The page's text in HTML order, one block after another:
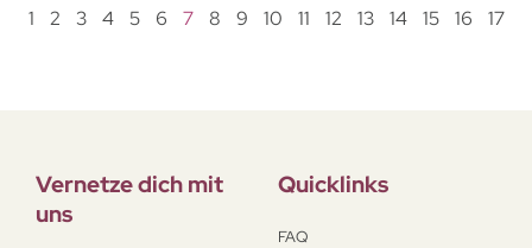
1 2 3 4 5 6 7 8 9 10 11 12 13 14 15 16 17
Vernetze dich mit
uns
Quicklinks
FAQ